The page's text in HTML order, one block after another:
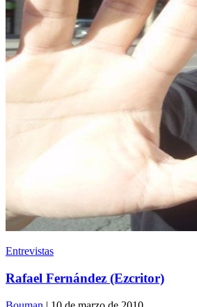
Entrevistas
Rafael Fernández (Ezcritor)